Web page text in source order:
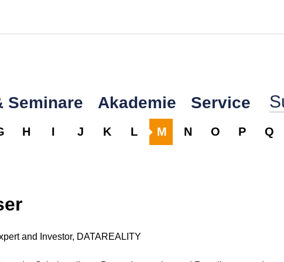
Seminare Akademie Service
H I J K L M N O P Q
and Investor, DATAREALITY